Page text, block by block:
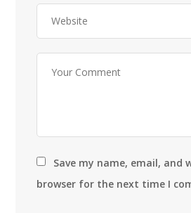
Save my name, email, and
browser for the next time I